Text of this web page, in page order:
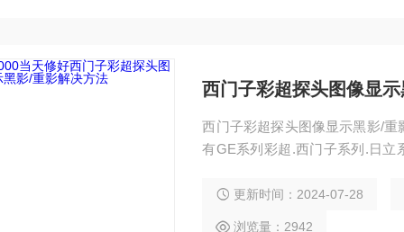
西门子彩超探头图像显
西门子彩超探头图像显示黑影/
有GE系列彩超.西门子系列.日立
的情况下）48小时为您解决问
更新时间：2024-07-28
浏览量：2942